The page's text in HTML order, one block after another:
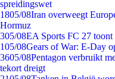
spreidingswet
1805/08Iran overweegt
Hormuz
305/08EA Sports FC 27
105/08Gears of War: E-Day
3605/08Pentagon verbruikt
tekort dreigt